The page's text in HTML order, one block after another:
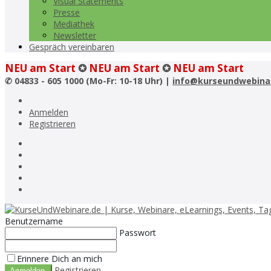
Presse
Mediathek
Newsletter
Gespräch vereinbaren
NEU am Start ✪ NEU am Start ✪ NEU am Start
✆ 04833 - 605 1000 (Mo-Fr: 10-18 Uhr) |
Anmelden
Registrieren
Benutzername
Passwort
Erinnere Dich an mich